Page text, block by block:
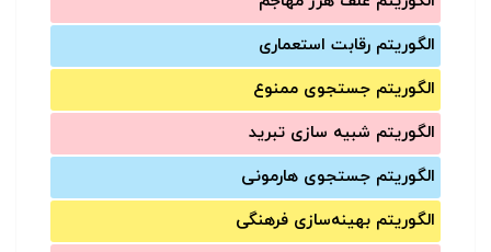
الگوریتم رقابت استعماری
الگوریتم جستجوی ممنوع
الگوریتم شبیه سازی تبرید
الگوریتم جستجوی هارمونی
الگوریتم بهینه‌سازی فرهنگی